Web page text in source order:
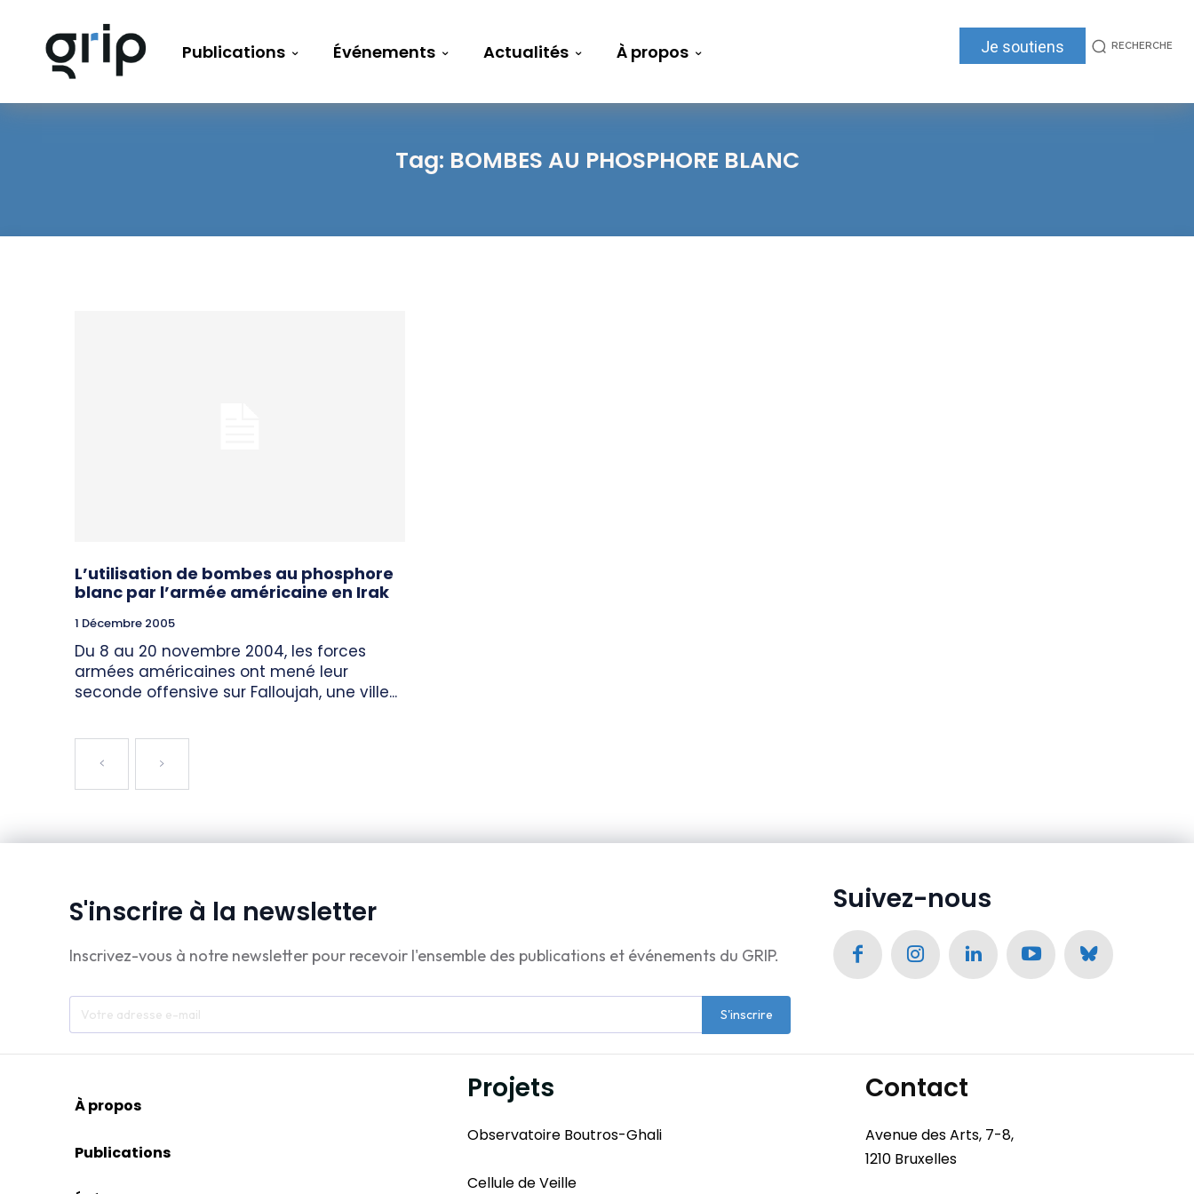
Publications Événements Actualités À propos Je soutiens RECHERCHE
Tag: BOMBES AU PHOSPHORE BLANC
L’utilisation de bombes au phosphore
blanc par l’armée américaine en Irak
1 Décembre 2005
Du 8 au 20 novembre 2004, les forces
armées américaines ont mené leur
seconde offensive sur Falloujah, une ville...
S'inscrire à la newsletter
Inscrivez-vous à notre newsletter pour recevoir l'ensemble des publications et événements du GRIP.
S'inscrire
Suivez-nous
À propos
Publications
Projets
Observatoire Boutros-Ghali
Cellule de Veille
Contact
Avenue des Arts, 7-8,
1210 Bruxelles